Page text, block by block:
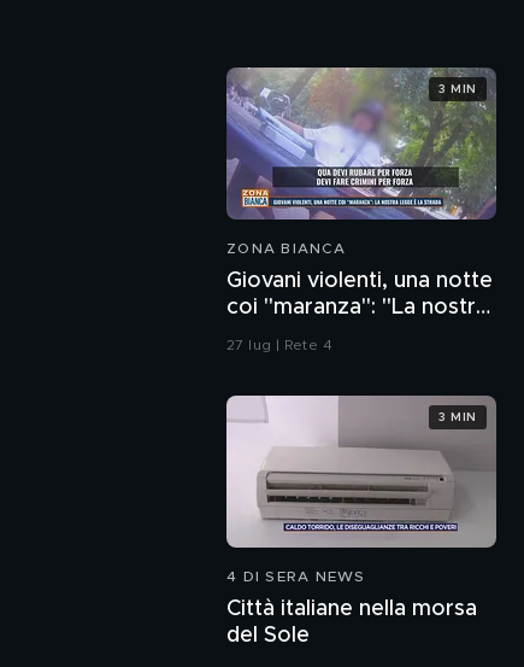
ZONA BIANCA
Giovani violenti, una notte
coi "maranza": "La nostra
legge è la strada"
27 lug | Rete 4
3 MIN
4 DI SERA NEWS
Città italiane nella morsa
del Sole
3 MIN